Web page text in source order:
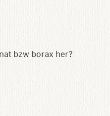
bzw borax her?